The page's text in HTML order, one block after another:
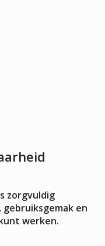
zorgvuldig
en
werken.